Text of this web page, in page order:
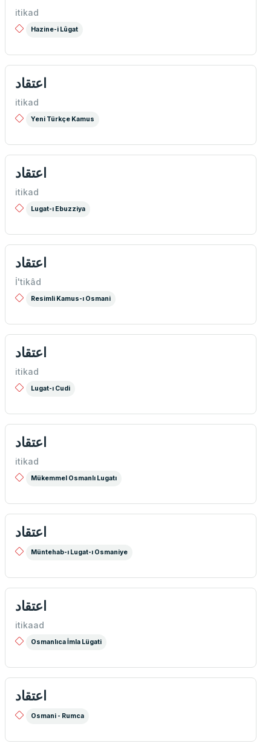
itikad
Hazine-i Lûgat
اعتقاد
itikad
Yeni Türkçe Kamus
اعتقاد
itikad
Lugat-ı Ebuzziya
اعتقاد
İ'tikâd
Resimli Kamus-ı Osmani
اعتقاد
itikad
Lugat-ı Cudi
اعتقاد
itikad
Mükemmel Osmanlı Lugatı
اعتقاد
Müntehab-ı Lugat-ı Osmaniye
اعتقاد
itikaad
Osmanlıca İmla Lügati
اعتقاد
Osmani - Rumca